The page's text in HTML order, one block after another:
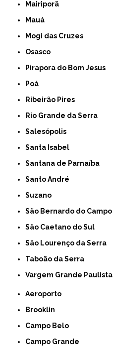
Mairiporã
Mauá
Mogi das Cruzes
Osasco
Pirapora do Bom Jesus
Poá
Ribeirão Pires
Rio Grande da Serra
Salesópolis
Santa Isabel
Santana de Parnaíba
Santo André
Suzano
São Bernardo do Campo
São Caetano do Sul
São Lourenço da Serra
Taboão da Serra
Vargem Grande Paulista
Aeroporto
Brooklin
Campo Belo
Campo Grande